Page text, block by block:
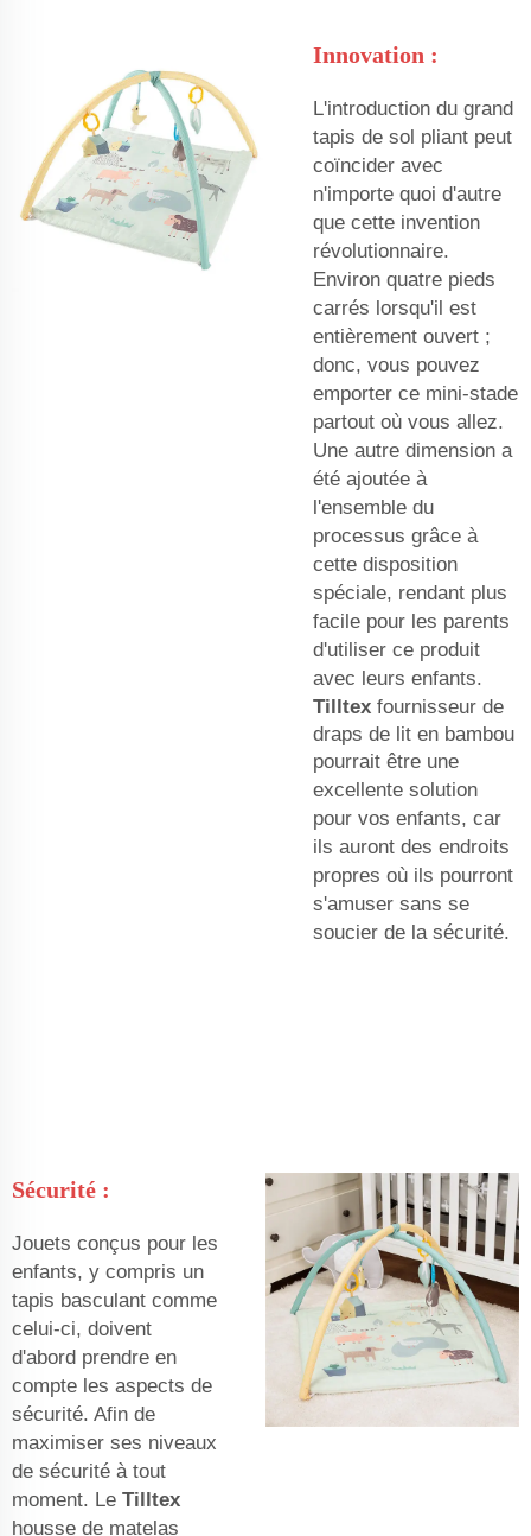
Innovation :
L'introduction du grand
tapis de sol pliant peut
coïncider avec
n'importe quoi d'autre
que cette invention
révolutionnaire.
Environ quatre pieds
carrés lorsqu'il est
entièrement ouvert ;
donc, vous pouvez
emporter ce mini-stade
partout où vous allez.
Une autre dimension a
été ajoutée à
l'ensemble du
processus grâce à
cette disposition
spéciale, rendant plus
facile pour les parents
d'utiliser ce produit
avec leurs enfants.
Tilltex fournisseur de
draps de lit en bambou
pourrait être une
excellente solution
pour vos enfants, car
ils auront des endroits
propres où ils pourront
s'amuser sans se
soucier de la sécurité.
Sécurité :
Jouets conçus pour les
enfants, y compris un
tapis basculant comme
celui-ci, doivent
d'abord prendre en
compte les aspects de
sécurité. Afin de
maximiser ses niveaux
de sécurité à tout
moment. Le Tilltex
housse de matelas